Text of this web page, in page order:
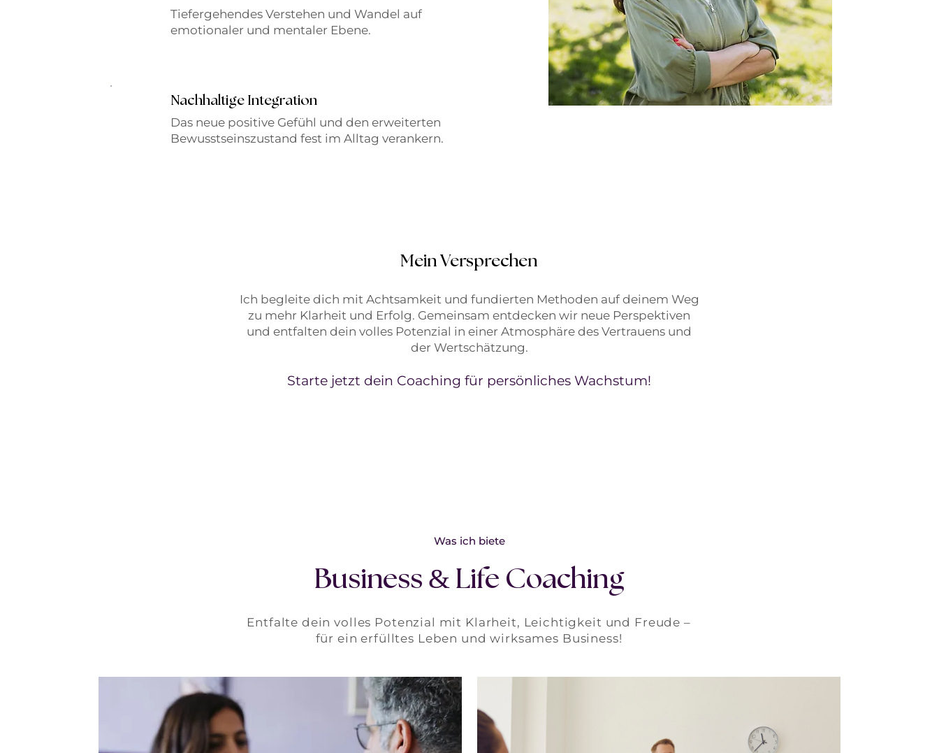
Tiefergehendes Verstehen und Wandel auf
emotionaler und mentaler Ebene.
Nachhaltige Integration
Das neue positive Gefühl und den erweiterten
Bewusstseinszustand fest im Alltag verankern.
Mein Versprechen
Ich begleite dich mit Achtsamkeit und fundierten Methoden auf deinem Weg
zu mehr Klarheit und Erfolg. Gemeinsam entdecken wir neue Perspektiven
und entfalten dein volles Potenzial in einer Atmosphäre des Vertrauens und
der Wertschätzung.
Starte jetzt dein Coaching für persönliches Wachstum!
Was ich biete
Business & Life Coaching
Entfalte dein volles Potenzial mit Klarheit, Leichtigkeit und Freude –
für ein erfülltes Leben und wirksames Business!